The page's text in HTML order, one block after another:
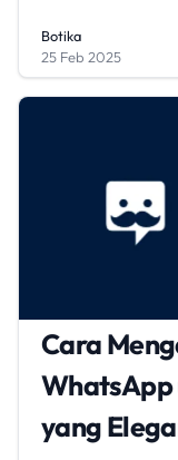
Botika
25 Feb 2025
Cara
WhatsApp
yang